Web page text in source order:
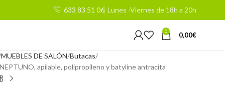
633 83 51 06 Lunes -Viernes de 18h a 20h
0 0,00€
MUEBLES DE SALÓN Butacas
apilable, polipropileno y batyline antracita